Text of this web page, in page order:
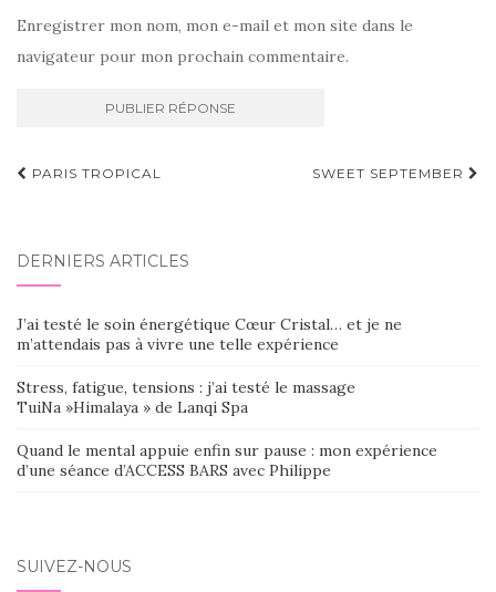
Enregistrer mon nom, mon e-mail et mon site dans le
navigateur pour mon prochain commentaire.
Navigation
PARIS TROPICAL SWEET SEPTEMBER
DERNIERS ARTICLES
J’ai testé le soin énergétique Cœur Cristal… et je ne
m’attendais pas à vivre une telle expérience
Stress, fatigue, tensions : j’ai testé le massage
TuiNa »Himalaya » de Lanqi Spa
Quand le mental appuie enfin sur pause : mon expérience
d’une séance d’ACCESS BARS avec Philippe
SUIVEZ-NOUS